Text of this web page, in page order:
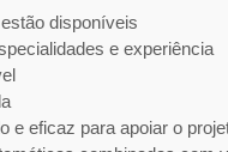
disponíveis
e experiência
e eficaz para apoiar o